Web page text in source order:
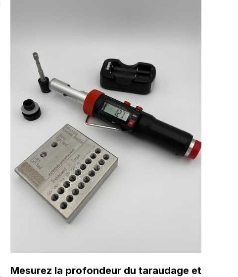
Mesurez la profondeur du taraudage et